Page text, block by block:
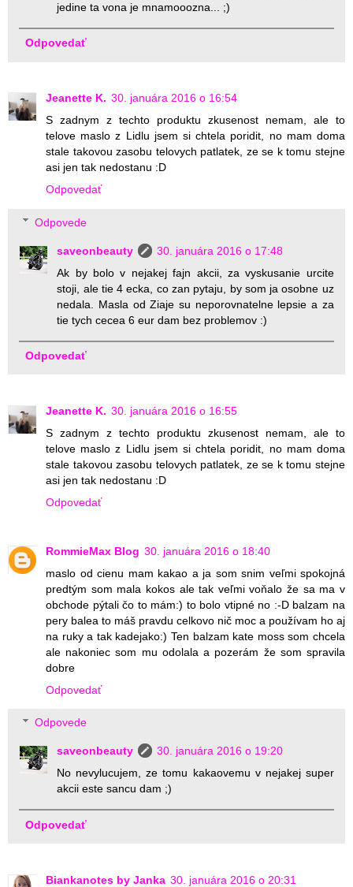
jedine ta vona je mnamooozna... ;)
Odpovedať
Jeanette K. 30. januára 2016 o 16:54
S zadnym z techto produktu zkusenost nemam, ale to
telove maslo z Lidlu jsem si chtela poridit, no mam doma
stale takovou zasobu telovych patlatek, ze se k tomu stejne
asi jen tak nedostanu :D
Odpovedať
Odpovede
saveonbeauty
30. januára 2016 o 17:48
Ak by bolo v nejakej fajn akcii, za vyskusanie urcite
stoji, ale tie 4 ecka, co zan pytaju, by som ja osobne uz
nedala. Masla od Ziaje su neporovnatelne lepsie a za
tie tych cecea 6 eur dam bez problemov :)
Odpovedať
Jeanette K. 30. januára 2016 o 16:55
S zadnym z techto produktu zkusenost nemam, ale to
telove maslo z Lidlu jsem si chtela poridit, no mam doma
stale takovou zasobu telovych patlatek, ze se k tomu stejne
asi jen tak nedostanu :D
Odpovedať
RommieMax Blog 30. januára 2016 o 18:40
maslo od cienu mam kakao a ja som snim veľmi spokojná
predtým som mala kokos ale tak veľmi voňalo že sa ma v
obchode pýtali čo to mám:) to bolo vtipné no :-D balzam na
pery balea to máš pravdu celkovo nič moc a používam ho aj
na ruky a tak kadejako:) Ten balzam kate moss som chcela
ale nakoniec som mu odolala a pozerám že som spravila
dobre
Odpovedať
Odpovede
saveonbeauty
30. januára 2016 o 19:20
No nevylucujem, ze tomu kakaovemu v nejakej super
akcii este sancu dam ;)
Odpovedať
Biankanotes by Janka 30. januára 2016 o 20:31